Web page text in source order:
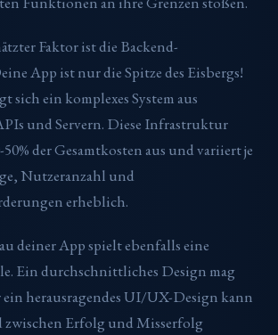
Faktor ist die Backend-
App ist nur die Spitze des Eisbergs!
sich ein komplexes System aus
und Servern. Diese Infrastruktur
der Gesamtkosten aus und variiert je
Nutzeranzahl und
erheblich.
deiner App spielt ebenfalls eine
Ein durchschnittliches Design mag
ein herausragendes UI/UX-Design kann
zwischen Erfolg und Misserfolg